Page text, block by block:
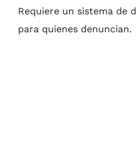
Requiere un sistema de
para quienes denuncian.